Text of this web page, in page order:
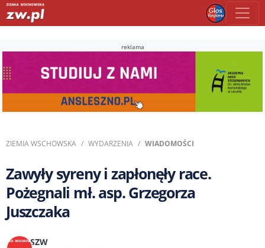
reklama
ZIEMIA WSCHOWSKA WYDARZENIA WIADOMOŚCI
Zawyły syreny i zapłonęły race.
Pożegnali mł. asp. Grzegorza
Juszczaka
SZW